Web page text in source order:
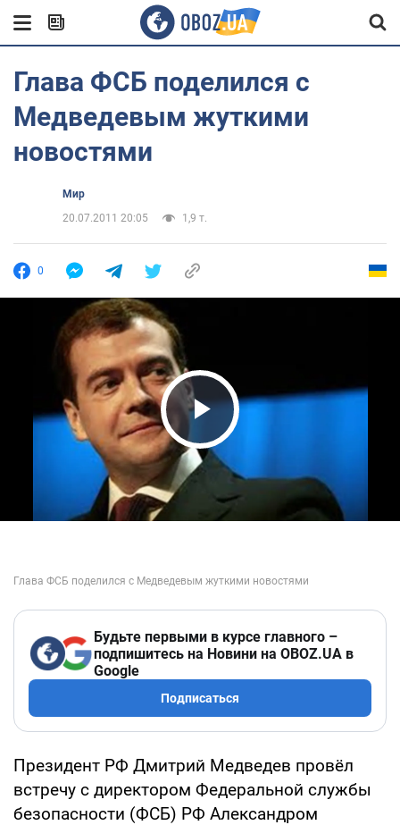
Глава ФСБ поделился с
Медведевым жуткими
новостями
Мир
20.07.2011 20:05
1,9 т.
0
Play Video
Будьте первыми в курсе главного –
подпишитесь на Новини на OBOZ.UA в
Google
Подписаться
Президент РФ Дмитрий Медведев провёл
встречу с директором Федеральной службы
безопасности (ФСБ) РФ Александром